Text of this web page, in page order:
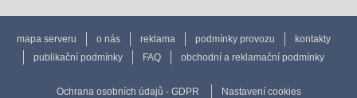
mapa serveru o nás reklama podmínky provozu
kontakty
publikační podmínky
FAQ obchodní a reklamační podmínky
Ochrana osobních údajů - GDPR Nastavení cookies